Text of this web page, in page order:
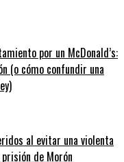
por un McDonald’s:
(o cómo confundir una
al evitar una violenta
de Morón